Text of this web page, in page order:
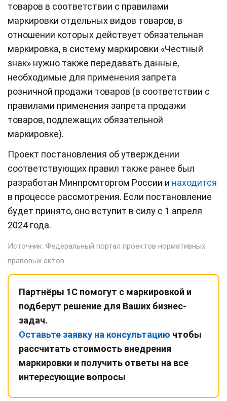
товаров в соответствии с правилами
маркировки отдельных видов товаров, в
отношении которых действует обязательная
маркировка, в систему маркировки «Честный
знак» нужно также передавать данные,
необходимые для применения запрета
розничной продажи товаров (в соответствии с
правилами применения запрета продажи
товаров, подлежащих обязательной
маркировке).
Проект постановления об утверждении
соответствующих правил также ранее был
разработан Минпромторгом России и находится
в процессе рассмотрения. Если постановление
будет принято, оно вступит в силу с 1 апреля
2024 года.
Источник: Федеральный портал проектов нормативных
правовых актов
Партнёры 1С помогут с маркировкой и
подберут решение для Ваших бизнес-
задач.
Оставьте заявку на консультацию чтобы
рассчитать стоимость внедрения
маркировки и получить ответы на все
интересующие вопросы